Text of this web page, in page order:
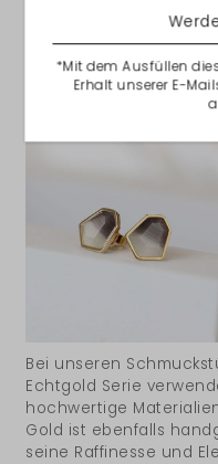
Variante entscheiden,
hochwertigen
Bei unseren
Echtgold Serie
hochwertige
Gold ist ebenfalls
seine Raffinesse und
*Mit dem Ausfüllen
Erhalt unserer E-